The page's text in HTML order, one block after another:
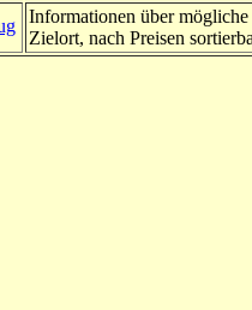
Informationen über
Zielort, nach Preisen